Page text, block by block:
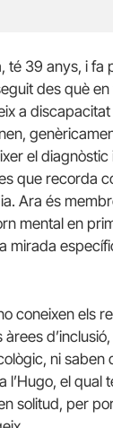
té 39 anys, i
des què
a
el
que recorda
Ara és
mental en
mirada
coneixen els
ni
l’Hugo, el
solitud, per